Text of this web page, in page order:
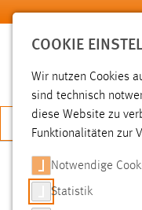
Zum Hauptinhalt springen
SUCHE
COOKIE
Wir nutzen Cookies
sind technisch
diese Website zu
Funktionalitäten zur
Notwendige
Statistik